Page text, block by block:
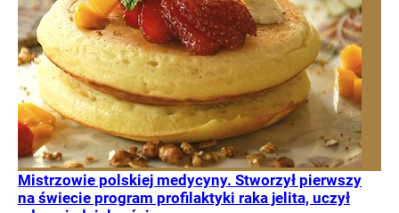
Mistrzowie polskiej medycyny. Stworzył pierwszy
na świecie program profilaktyki raka jelita, uczył